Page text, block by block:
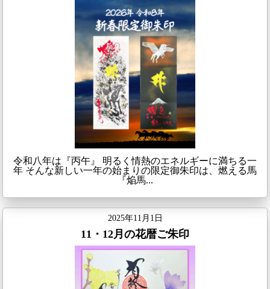
令和八年は『丙午』 明るく情熱のエネルギーに満ちる一
年 そんな新しい一年の始まりの限定御朱印は、燃える馬
『焔馬...
2025年11月1日
11・12月の花暦ご朱印